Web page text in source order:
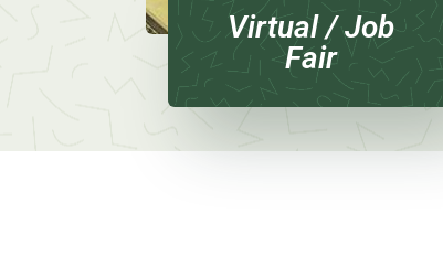
Virtual / Job
Fair